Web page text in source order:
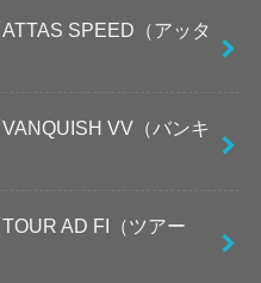
SPEED（アッタ
VV（バンキ
AD FI（ツアー